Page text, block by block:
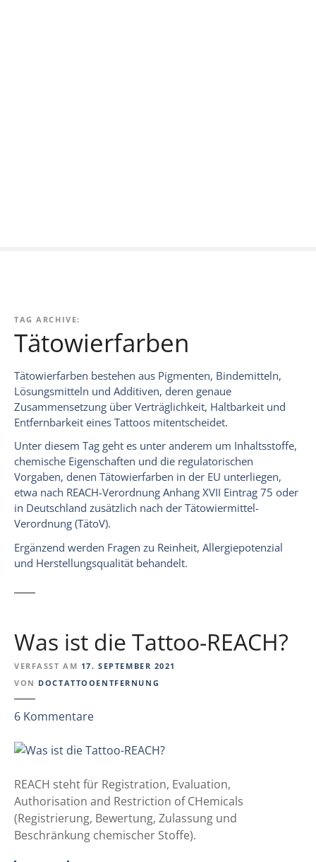
TAG ARCHIVE:
Tätowierfarben
Tätowierfarben bestehen aus Pigmenten, Bindemitteln,
Lösungsmitteln und Additiven, deren genaue
Zusammensetzung über Verträglichkeit, Haltbarkeit und
Entfernbarkeit eines Tattoos mitentscheidet.
Unter diesem Tag geht es unter anderem um Inhaltsstoffe,
chemische Eigenschaften und die regulatorischen
Vorgaben, denen Tätowierfarben in der EU unterliegen,
etwa nach REACH-Verordnung Anhang XVII Eintrag 75 oder
in Deutschland zusätzlich nach der Tätowiermittel-
Verordnung (TätoV).
Ergänzend werden Fragen zu Reinheit, Allergiepotenzial
und Herstellungsqualität behandelt.
Was ist die Tattoo-REACH?
VERFASST AM 17. SEPTEMBER 2021
VON DOCTATTOOENTFERNUNG
6 Kommentarez
W
s
i
s
t
REACH steht für Registration, Evaluation,
Authorisation and Restriction of CHemicals
(Registrierung, Bewertung, Zulassung und
Beschränkung chemischer Stoffe).